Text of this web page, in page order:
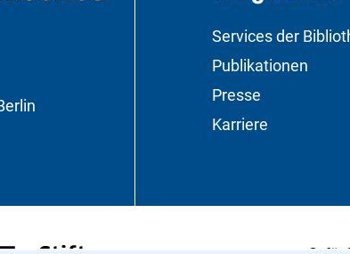
Informationen
Services der
Publikationen
Presse
Karriere